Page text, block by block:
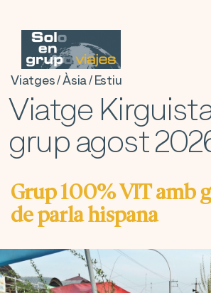
Viatges / Àsia / Estiu
Viatge
grup agost
Grup 100% VIT amb
de parla hispana